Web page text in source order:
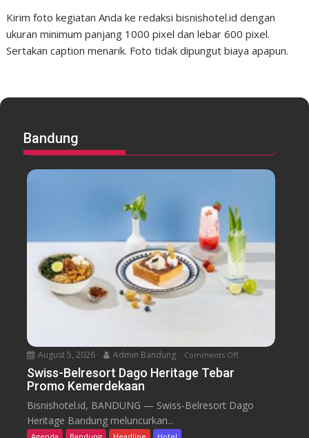
Kirim foto kegiatan Anda ke redaksi bisnishotel.id dengan
ukuran minimum panjang 1000 pixel dan lebar 600 pixel.
Sertakan caption menarik. Foto tidak dipungut biaya apapun.
Bandung
August 5, 2026 Admin Bandung Comments Offo
Swiss-Belresort Dago Heritage Tebar
Promo Kemerdekaan
Bisnishotel.id, BANDUNG — Swiss-Belresort Dago
Heritage Bandung meluncurkan...